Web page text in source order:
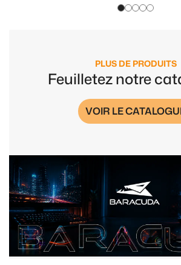
PLUS DE PRODUITS
Feuilletez notre
VOIR LE